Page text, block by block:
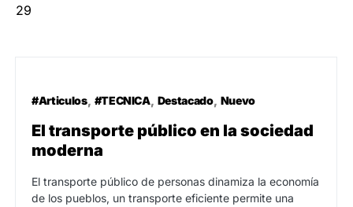
29
#Articulos #TECNICA Destacado Nuevo
El transporte público en la sociedad
moderna
El transporte público de personas dinamiza la economía
de los pueblos, un transporte eficiente permite una